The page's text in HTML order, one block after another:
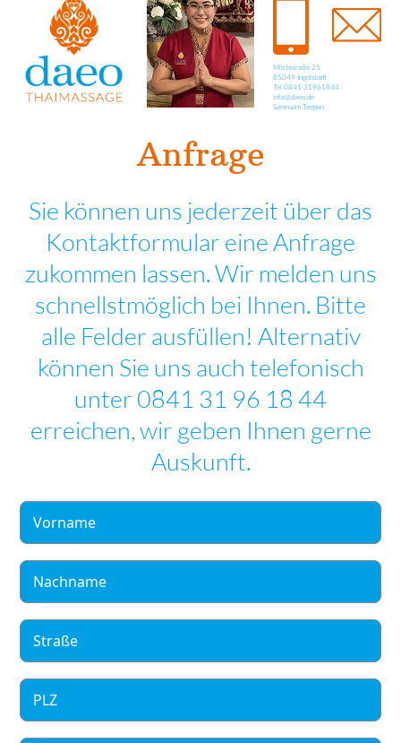
Milchstraße 25
85049 Ingolstadt
Tel 0841 31961844
info@daeo.de
Samruam Teepen
Anfrage
Sie können uns jederzeit über das
Kontaktformular eine Anfrage
zukommen lassen. Wir melden uns
schnellstmöglich bei Ihnen. Bitte
alle Felder ausfüllen! Alternativ
können Sie uns auch telefonisch
unter 0841 31 96 18 44
erreichen, wir geben Ihnen gerne
Auskunft.